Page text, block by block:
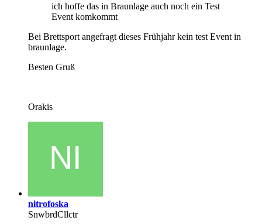
ich hoffe das in Braunlage auch noch ein Test
Event komkommt
Bei Brettsport angefragt dieses Frühjahr kein test Event in
braunlage.
Besten Gruß
Orakis
nitrofoska
SnwbrdCllctr